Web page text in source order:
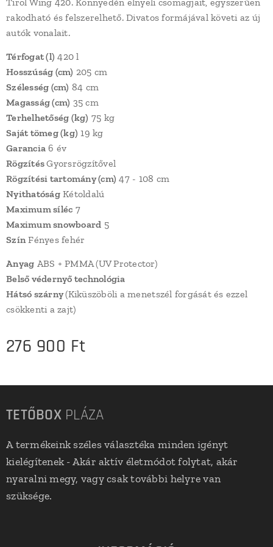
rakodható és felszerelhető. Divatos formájával követi az új
autók vonalait.
Térfogat (l) 420 l
Hosszúság (cm) 205 cm
Szélesség (cm) 84 cm
Magasság (cm) 35 cm
Terhelhetőség (kg) 75 kg
Saját tömeg (kg) 19 kg
Garancia 6 év
RögzítésGyorsrögzítővel
Rögzítési tartomány (cm) 47 - 108 cm
NyithatóságKétoldalú
Maximum síléc 7
Maximum snowboard 5
SzínFényes fehér
Anyag ABS + PMMA (UV Protector)
Belső védernyő technológia
Hátsó szárny(Kiküszöböli a menetszél forgását és ezzel
csökkenti a zajt)
276 900 Ft
TETŐBOX PLÁZA
A termékeink széles választéka minden igényt
kielégítenek - Akár aktív életmódot folytat, akár
nyaralni megy, vagy csak további helyre van
szüksége.